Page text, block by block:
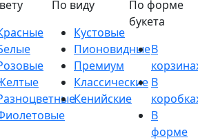
По виду
Кустовые
Пионовидные
Премиум
Классические
Кенийские
По форме
букета
В
В
В
форме